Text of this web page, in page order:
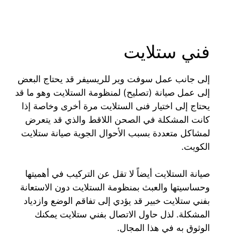
فني ستلايت
إلى جانب عمل سوفت وير للريسيفر قد يحتاج البعض
إلى عمل صيانة (تصليح) لمنظومة الستلايت وهو ما قد
يحتاج إلى اختيار فنى الستلايت مرة أخرى وخاصة إذا
كانت المشكلة في الصحن اللاقط والذي قد يتعرض
لمشاكل متعددة بسبب الأحوال الجوية صيانة ستلايت
الكويت.
صيانة الستلايت أيضاً لا تقل عن التركيب في أهميتها
وحساسيتها والعبث بمنظومة الستلايت دون الاستعانة
بفني ستلايت خبير قد يؤدي إلى تفاقم الوضع وازدياد
المشكلة. لذل حاول الاتصال بفني ستلايت يمكنك
الوثوق به في هذا المجال.